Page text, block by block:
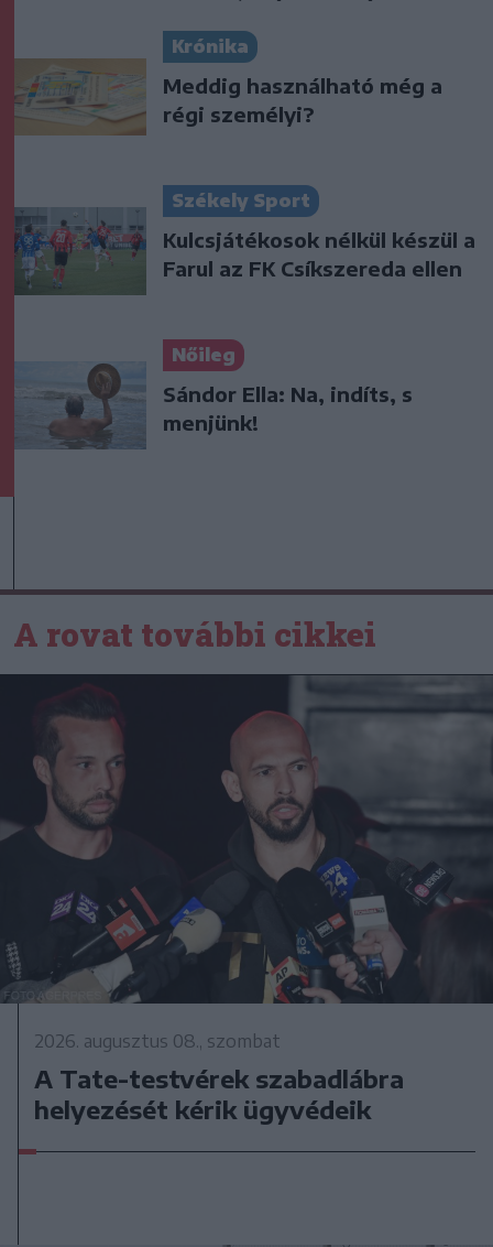
Krónika
Meddig használható még a
régi személyi?
Székely Sport
Kulcsjátékosok nélkül készül a
Farul az FK Csíkszereda ellen
Nőileg
Sándor Ella: Na, indíts, s
menjünk!
A rovat további cikkei
2026. augusztus 08., szombat
A Tate-testvérek szabadlábra
helyezését kérik ügyvédeik